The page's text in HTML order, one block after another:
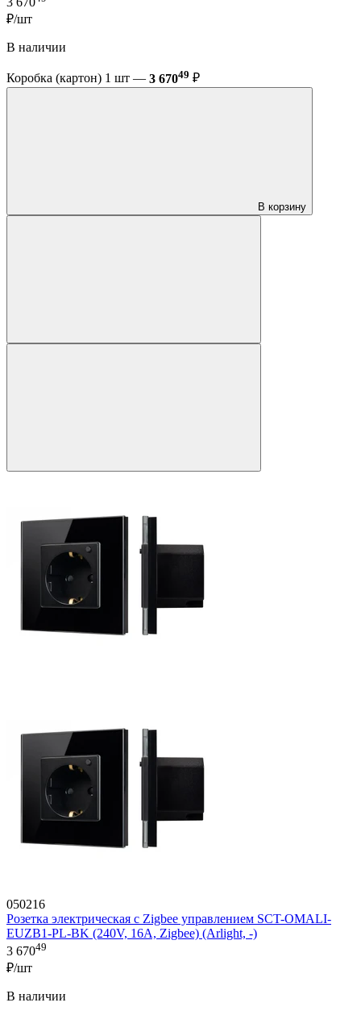
₽/шт
В наличии
Коробка (картон) 1 шт — 3 67049 ₽
В корзину
050216
Розетка электрическая с Zigbee управлением SCT-OMALI-
EUZB1-PL-BK (240V, 16A, Zigbee) (Arlight, -)
3 67049
₽/шт
В наличии